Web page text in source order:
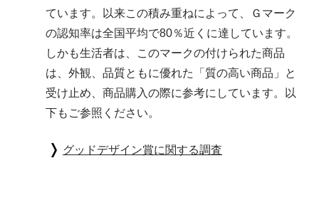
ています。以来この積み重ねによって、Ｇマーク
の認知率は全国平均で80％近くに達しています。
しかも生活者は、このマークの付けられた商品
は、外観、品質ともに優れた「質の高い商品」と
受け止め、商品購入の際に参考にしています。以
下もご参照ください。
グッドデザイン賞に関する調査